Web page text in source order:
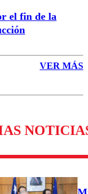
el fin de la
VER MÁS